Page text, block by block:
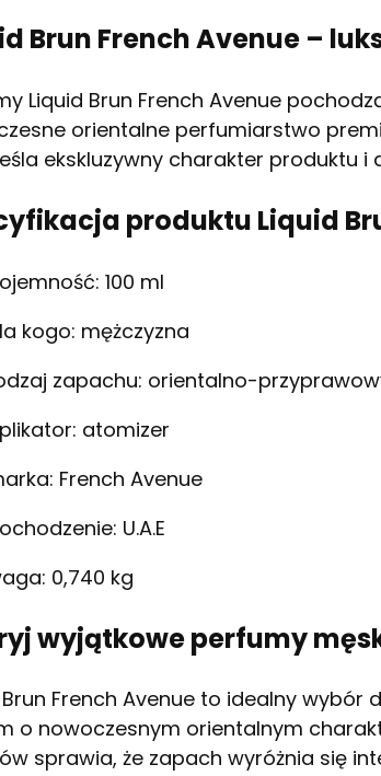
Brun French Avenue –
Liquid Brun French Avenue
orientalne perfumiarstwo
ekskluzywny charakter produktu i
produktu Liquid
100 ml
kogo: mężczyzna
zapachu: orientalno-
atomizer
French Avenue
U.A.E
0,740 kg
wyjątkowe perfumy
Brun French Avenue to idealny wybór
o nowoczesnym orientalnym
sprawia, że zapach wyróżnia się